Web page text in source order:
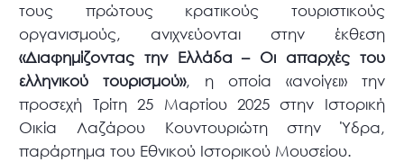
τους πρώτους κρατικούς τουριστικούς
οργανισμούς, ανιχνεύονται στην έκθεση
«Διαφημίζοντας την Ελλάδα – Οι απαρχές του
ελληνικού τουρισμού», η οποία «ανοίγει» την
προσεχή Τρίτη 25 Μαρτίου 2025 στην Ιστορική
Οικία Λαζάρου Κουντουριώτη στην Ύδρα,
παράρτημα του Εθνικού Ιστορικού Μουσείου.